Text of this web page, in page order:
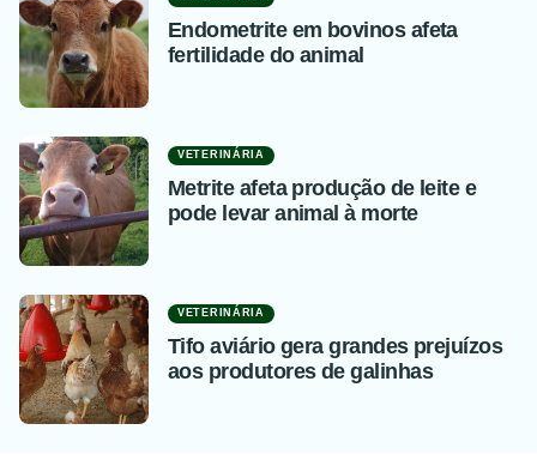
Endometrite em bovinos afeta
fertilidade do animal
VETERINÁRIA
Metrite afeta produção de leite e
pode levar animal à morte
VETERINÁRIA
Tifo aviário gera grandes prejuízos
aos produtores de galinhas